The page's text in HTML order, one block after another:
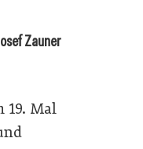
Zauner
19. Mal